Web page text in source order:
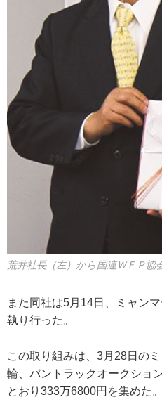
荒井社長（左）から国連ＷＦＰ
また同社は5月14日、ミャン
執り行った。
この取り組みは、3月28日の
輪、バントラックオークショ
とおり333万6800円を集めた。